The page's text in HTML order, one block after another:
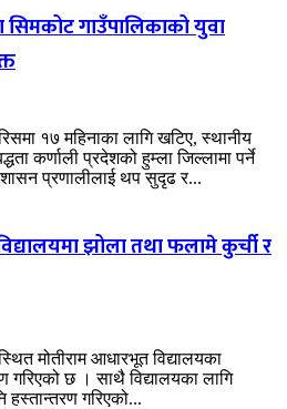
सिमकोट गाउँपालिकाको युवा
१७ महिनाका लागि खटिए, स्थानीय
कर्णाली प्रदेशको हुम्ला जिल्लामा पर्ने
शासन प्रणालीलाई थप सुदृढ र...
झोला तथा फलामे कुर्ची र
मोतीराम आधारभूत विद्यालयका
गरिएको छ । साथै विद्यालयका लागि
गरिएको...